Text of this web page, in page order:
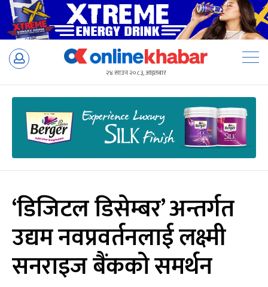
Skip
२४ साउन २०८३, आइतबार
‘डिजिटल डिसेम्बर’ अन्तर्गत
उद्यम नवप्रवर्तनलाई लक्ष्मी
सनराइज बैंकको समर्थन